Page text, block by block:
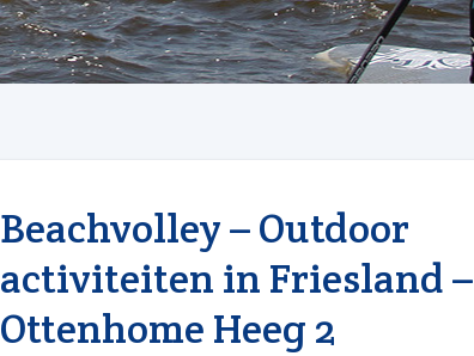
Beachvolley – Outdoor
activiteiten in Friesland –
Ottenhome Heeg 2